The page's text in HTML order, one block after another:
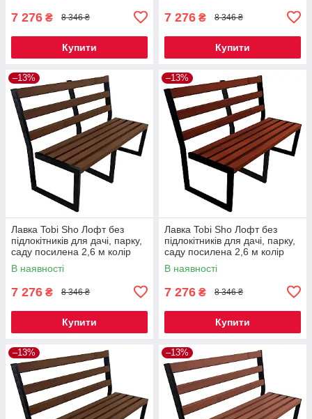
7 276 ₴ 8 346 ₴
Купити
7 276 ₴ 8 346 ₴
Купити
–13%
Лавка Tobi Sho Лофт без
підлокітників для дачі, парку,
саду посилена 2,6 м колір
горіх
В наявності
7 276 ₴ 8 346 ₴
Купити
–13%
Лавка Tobi Sho Лофт без
підлокітників для дачі, парку,
саду посилена 2,6 м колір
махагоній
В наявності
7 276 ₴ 8 346 ₴
Купити
–13% –13%